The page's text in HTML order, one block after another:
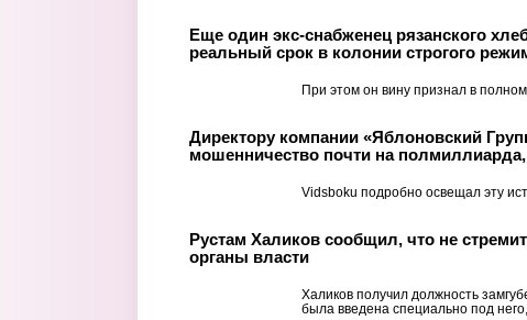
Еще один экс-снабженец рязанского
реальный срок в колонии строгого
При этом он вину признал в
Директору компании «Яблоновский
мошенничество почти на
Vidsboku подробно освещал эту
Рустам Халиков сообщил, что не
органы власти
Халиков получил должность
была введена специально под